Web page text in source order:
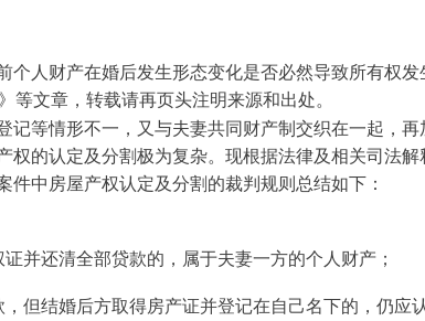
人财产在婚后发生形态变化是否必然导致所有权
文章，转载请再页头注明来源和出处。
等情形不一，又与夫妻共同财产制交织在一起，
的认定及分割极为复杂。现根据法律及相关司法
中房屋产权认定及分割的裁判规则总结如下：
并还清全部贷款的，属于夫妻一方的个人财产；
但结婚后方取得房产证并登记在自己名下的，仍应